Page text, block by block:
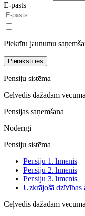
E-pasts
Piekrītu jaunumu
Pierakstīties
Pensiju sistēma
Ceļvedis dažādām
Pensijas saņemšana
Noderīgi
Pensiju sistēma
Pensiju 1. līmenis
Pensiju 2. līmenis
Pensiju 3. līmenis
Uzkrājošā dzīvības
Ceļvedis dažādām